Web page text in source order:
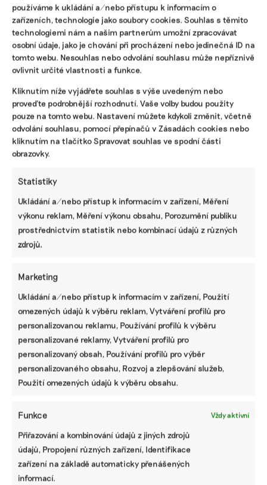
používáme k ukládání a/nebo přístupu k informacím o
zařízeních, technologie jako soubory cookies. Souhlas s těmito
technologiemi nám a našim partnerům umožní zpracovávat
osobní údaje, jako je chování při procházení nebo jedinečná ID na
tomto webu. Nesouhlas nebo odvolání souhlasu může nepříznivě
ovlivnit určité vlastnosti a funkce.
Kliknutím níže vyjádřete souhlas s výše uvedeným nebo
proveďte podrobnější rozhodnutí. Vaše volby budou použity
pouze na tomto webu. Nastavení můžete kdykoli změnit, včetně
odvolání souhlasu, pomocí přepínačů v Zásadách cookies nebo
kliknutím na tlačítko Spravovat souhlas ve spodní části
obrazovky.
Statistiky
Ukládání a/nebo přístup k informacím v zařízení, Měření
výkonu reklam, Měření výkonu obsahu, Porozumění publiku
prostřednictvím statistik nebo kombinací údajů z různých
zdrojů.
Marketing
Ukládání a/nebo přístup k informacím v zařízení, Použití
omezených údajů k výběru reklam, Vytváření profilů pro
personalizovanou reklamu, Používání profilů k výběru
personalizované reklamy, Vytváření profilů pro
personalizovaný obsah, Používání profilů pro výběr
personalizovaného obsahu, Rozvoj a zlepšování služeb,
Použití omezených údajů k výběru obsahu.
Funkce Vždy aktivní
Přiřazování a kombinování údajů z jiných zdrojů
údajů, Propojení různých zařízení, Identifikace
zařízení na základě automaticky přenášených
informací.
SDÍLET
PODOBNÉ PŘÍSPĚVKY
Dodali
v předstihu.
zalesňování
Amazonie
přineslo
Googlu a spol.
první výsledky
„Kdybych do
Kydáním
hnoje se
závislosti
stoletích vrátil